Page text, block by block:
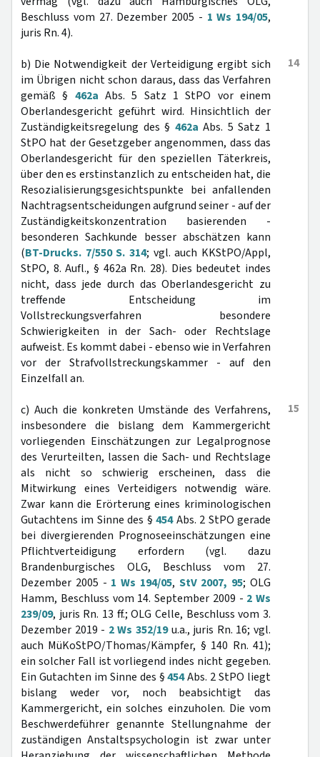
Beschluss vom 27. Dezember 2005 - 1 Ws 194/05,
juris Rn. 4).
14
b) Die Notwendigkeit der Verteidigung ergibt sich
im Übrigen nicht schon daraus, dass das Verfahren
gemäß § 462a Abs. 5 Satz 1 StPO vor einem
Oberlandesgericht geführt wird. Hinsichtlich der
Zuständigkeitsregelung des § 462a Abs. 5 Satz 1
StPO hat der Gesetzgeber angenommen, dass das
Oberlandesgericht für den speziellen Täterkreis,
über den es erstinstanzlich zu entscheiden hat, die
Resozialisierungsgesichtspunkte bei anfallenden
Nachtragsentscheidungen aufgrund seiner - auf der
Zuständigkeitskonzentration basierenden -
besonderen Sachkunde besser abschätzen kann
(BT-Drucks. 7/550 S. 314; vgl. auch KKStPO/Appl,
StPO, 8. Aufl., § 462a Rn. 28). Dies bedeutet indes
nicht, dass jede durch das Oberlandesgericht zu
treffende Entscheidung im
Vollstreckungsverfahren besondere
Schwierigkeiten in der Sach- oder Rechtslage
aufweist. Es kommt dabei - ebenso wie in Verfahren
vor der Strafvollstreckungskammer - auf den
Einzelfall an.
15
c) Auch die konkreten Umstände des Verfahrens,
insbesondere die bislang dem Kammergericht
vorliegenden Einschätzungen zur Legalprognose
des Verurteilten, lassen die Sach- und Rechtslage
als nicht so schwierig erscheinen, dass die
Mitwirkung eines Verteidigers notwendig wäre.
Zwar kann die Erörterung eines kriminologischen
Gutachtens im Sinne des §454Abs. 2 StPO gerade
bei divergierenden Prognoseeinschätzungen eine
Pflichtverteidigung erfordern (vgl. dazu
Brandenburgisches OLG, Beschluss vom 27.
Dezember 2005 - 1 Ws 194/05, StV 2007, 95; OLG
Hamm, Beschluss vom 14. September 2009 - 2 Ws
239/09, juris Rn. 13 ff.; OLG Celle, Beschluss vom 3.
Dezember 2019 - 2 Ws 352/19u.a., juris Rn. 16; vgl.
auch MüKoStPO/Thomas/Kämpfer, § 140 Rn. 41);
ein solcher Fall ist vorliegend indes nicht gegeben.
Ein Gutachten im Sinne des §454Abs. 2 StPO liegt
bislang weder vor, noch beabsichtigt das
Kammergericht, ein solches einzuholen. Die vom
Beschwerdeführer genannte Stellungnahme der
zuständigen Anstaltspsychologin ist zwar unter